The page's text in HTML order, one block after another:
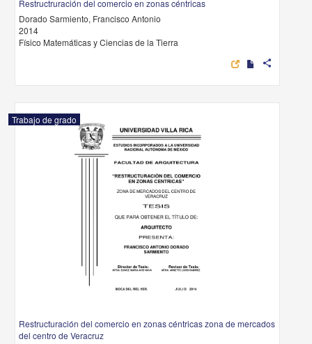
Restructruración del comercio en zonas céntricas
Dorado Sarmiento, Francisco Antonio
2014
Físico Matemáticas y Ciencias de la Tierra
share
Trabajo de grado
Restructuración del comercio en zonas céntricas zona de mercados
del centro de Veracruz